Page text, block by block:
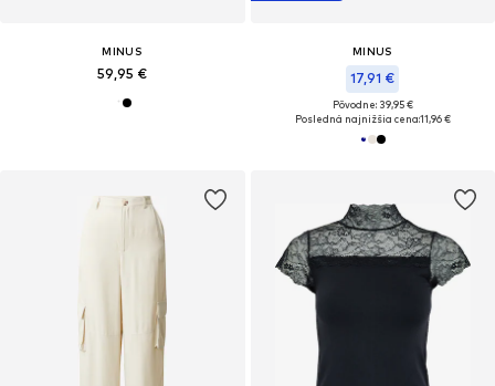
MINUS
59,95 €
MINUS
17,91 €
Pôvodne: 39,95 €
Posledná najnižšia cena:11,96 €